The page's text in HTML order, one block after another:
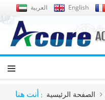
العربية English
أنت هنا : الصفحة الرئيسية